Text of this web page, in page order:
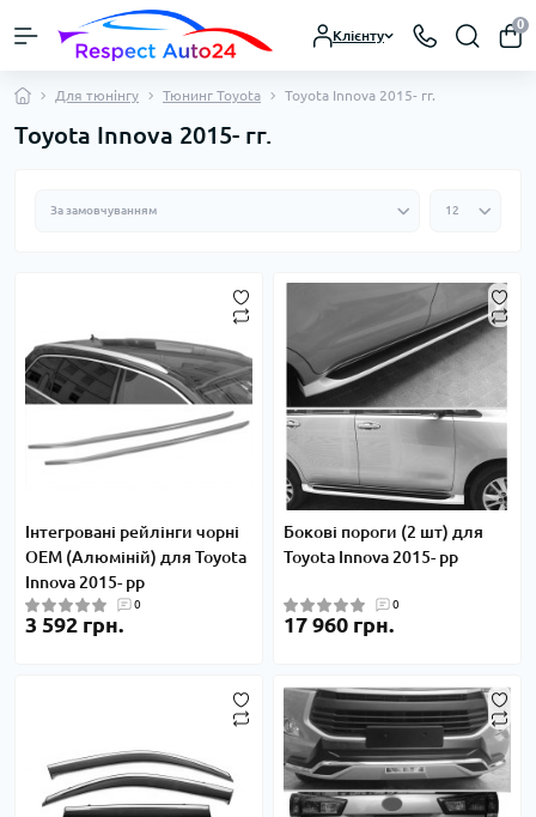
Клієнту
0
Для тюнінгу Тюнинг Toyota Toyota Innova 2015- гг.
Toyota Innova 2015- гг.
Інтегровані рейлінги чорні
OEM (Алюміній) для Toyota
Innova 2015- рр
0
3 592 грн.
Бокові пороги (2 шт) для
Toyota Innova 2015- рр
0
17 960 грн.